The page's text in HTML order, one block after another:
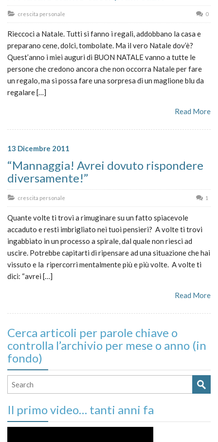
crescita personale 0
Rieccoci a Natale. Tutti si fanno i regali, addobbano la casa e
preparano cene, dolci, tombolate. Ma il vero Natale dov’è?
Quest’anno i miei auguri di BUON NATALE vanno a tutte le
persone che credono ancora che non occorra Natale per fare
un regalo, ma si possa fare una sorpresa di un maglione blu da
regalare […]
Read More
13 Dicembre 2011
“Mannaggia! Avrei dovuto rispondere
diversamente!”
crescita personale 1
Quante volte ti trovi a rimuginare su un fatto spiacevole
accaduto e resti imbrigliato nei tuoi pensieri? A volte ti trovi
ingabbiato in un processo a spirale, dal quale non riesci ad
uscire. Potrebbe capitarti di ripensare ad una situazione che hai
vissuto e la ripercorri mentalmente più e più volte. A volte ti
dici: “avrei […]
Read More
Cerca articoli per parole chiave o
controlla l’archivio per mese o anno (in
fondo)
Il primo video… tanti anni fa